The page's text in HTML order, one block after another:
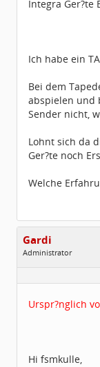
Integra Ger?te
Ich habe ein
Bei dem
abspielen und
Sender nicht,
Lohnt sich da
Ger?te noch
Welche
Gardi
Administrator
Homepage:
Dabei seit:
11 /
Urspr?nglich
Hi fsmkulle,